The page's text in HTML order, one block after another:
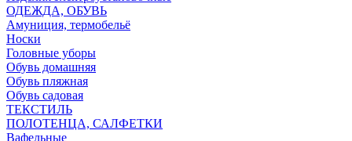
ОДЕЖДА, ОБУВЬ
Амуниция, термобельё
Носки
Головные уборы
Обувь домашняя
Обувь пляжная
Обувь садовая
ТЕКСТИЛЬ
ПОЛОТЕНЦА, САЛФЕТКИ
Вафельные